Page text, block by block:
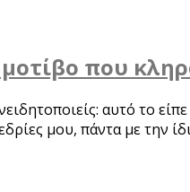
που
αυτό το
μου, πάντα με την